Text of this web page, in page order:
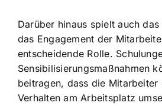
Darüber hinaus spielt auch das
das Engagement der
entscheidende Rolle.
Sensibilisierungsmaßnahmen
beitragen, dass die Mitarbeiter
Verhalten am Arbeitsplatz